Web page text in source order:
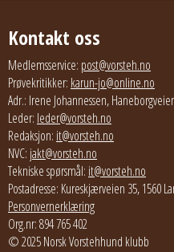
Kontakt oss
Medlemsservice: post@vorsteh.no
Prøvekritikker: karun-jo@online.no
Adr.: Irene Johannessen,
Leder: leder@vorsteh.no
Redaksjon: it@vorsteh.no
NVC: jakt@vorsteh.no
Tekniske spørsmål: it@vorsteh.no
Postadresse: Kureskjærveien 35, 1560
Personvernerklæring
Org.nr: 894 765 402
© 2025 Norsk Vorstehhund klubb